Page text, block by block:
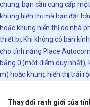
chung, bạn cần cung cấp
khung hiển thị mà bạn đặt
hoặc khung hiển thị do nhà
thiết bị. Khi không có bán
cho tính năng Place
bằng 0 (một điểm duy nhất),
m) hoặc khung hiển thị trải
Thay đổi ranh giới của